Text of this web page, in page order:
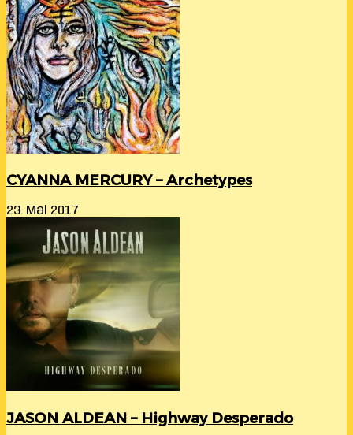
CYANNA MERCURY – Archetypes
23. Mai 2017
JASON ALDEAN – Highway Desperado